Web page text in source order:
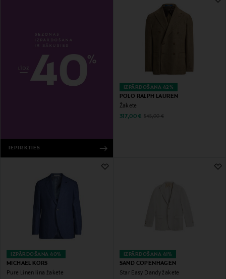
IEPIRKTIES
IZPĀRDOŠANA 42%
POLO RALPH LAUREN
Žakete
Discounted Price
317,00 € Original Price
545,00 €
IZPĀRDOŠANA 40%
MICHAEL KORS
Pure Linen lina žakete
IZPĀRDOŠANA 41%
SAND COPENHAGEN
Star Easy Dandy žakete